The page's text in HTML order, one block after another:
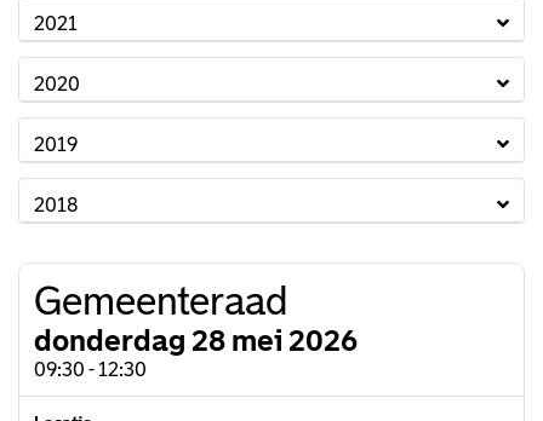
2021
2020
2019
2018
Gemeenteraad
donderdag 28 mei 2026
09:30 - 12:30